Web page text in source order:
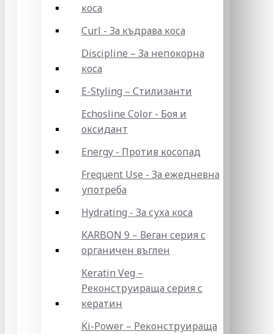
коса
Curl - За къдрава коса
Discipline – За непокорна
коса
E-Styling – Стилизанти
Echosline Color - Боя и
оксидант
Energy - Против косопад
Frequent Use - За ежедневна
употреба
Hydrating - За суха коса
KARBON 9 – Веган серия с
органичен въглен
Keratin Veg –
Реконструираща серия с
кератин
Ki-Power – Реконструираща